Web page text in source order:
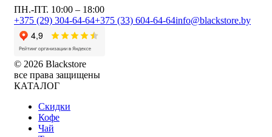
ПН.-ПТ. 10:00 – 18:00
+375 (29) 304-64-64+375 (33) 604-64-64info@blackstore.by
© 2026 Blackstore
все права защищены
КАТАЛОГ
Скидки
Кофе
Чай